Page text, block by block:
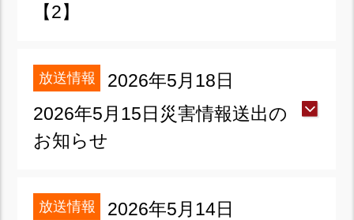
【2】
放送情報
2026年5月18日
2026年5月15日災害情報送出の
お知らせ
放送情報
2026年5月14日